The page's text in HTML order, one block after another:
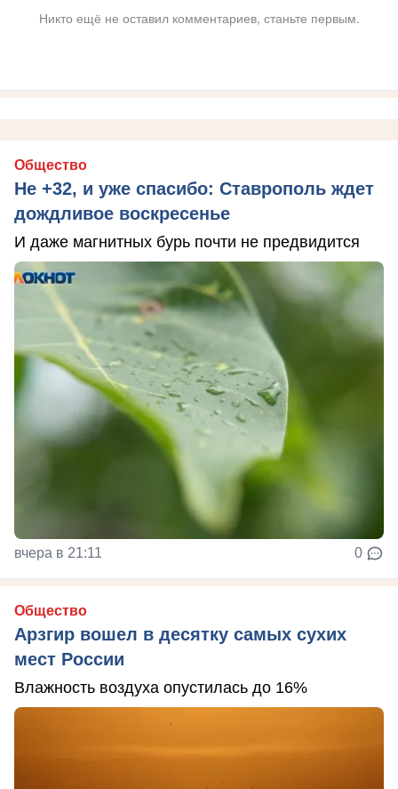
Никто ещё не оставил комментариев, станьте первым.
Общество
Не +32, и уже спасибо: Ставрополь ждет
дождливое воскресенье
И даже магнитных бурь почти не предвидится
вчера в 21:11 0
Общество
Арзгир вошел в десятку самых сухих
мест России
Влажность воздуха опустилась до 16%